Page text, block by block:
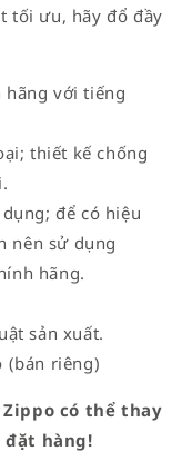
tối ưu, hãy đổ đầy
hãng với tiếng
thiết kế chống
để có hiệu
nên sử dụng
hãng.
sản xuất.
(bán riêng)
có thể thay
hàng!